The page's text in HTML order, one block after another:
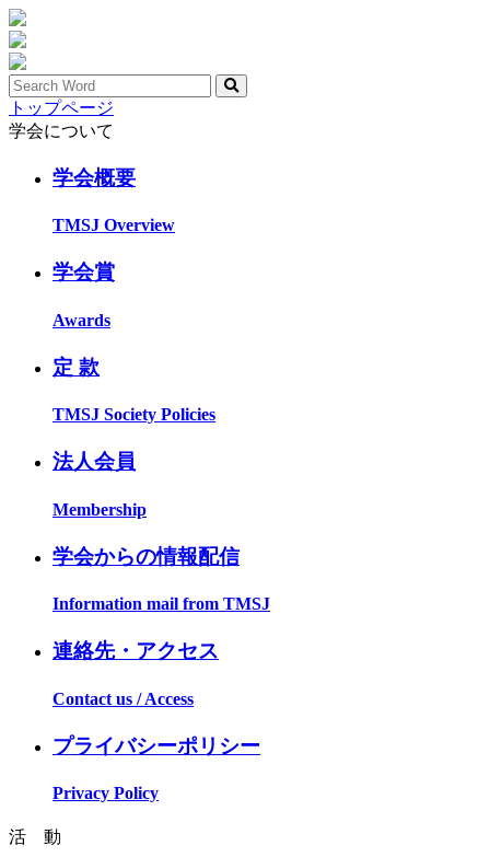
トップページ
学会について
学会概要
TMSJ Overview
学会賞
Awards
定 款
TMSJ Society Policies
法人会員
Membership
学会からの情報配信
Information mail from TMSJ
連絡先・アクセス
Contact us / Access
プライバシーポリシー
Privacy Policy
活 動